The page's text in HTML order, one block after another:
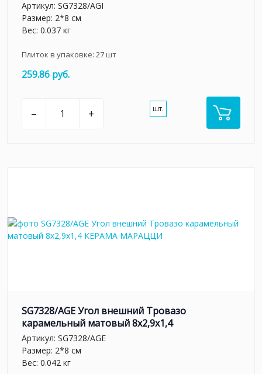
Артикул: SG7328/AGI
Размер: 2*8 см
Вес: 0.037 кг
Плиток в упаковке: 27шт
259.86 руб.
– + шт.
SG7328/AGE Угол внешний Тровазо
карамельный матовый 8x2,9x1,4
Артикул: SG7328/AGE
Размер: 2*8 см
Вес: 0.042 кг